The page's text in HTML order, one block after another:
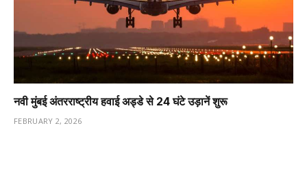
नवी मुंबई अंतरराष्ट्रीय हवाई अड्डे से 24 घंटे उड़ानें शुरू
FEBRUARY 2, 2026